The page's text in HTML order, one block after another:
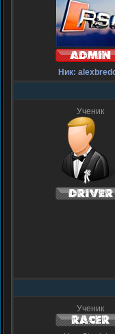
Ник:
Ученик
Ученик